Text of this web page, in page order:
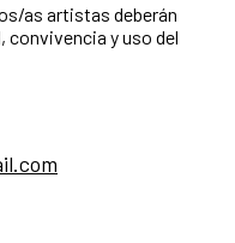
as artistas deberán
convivencia y uso del